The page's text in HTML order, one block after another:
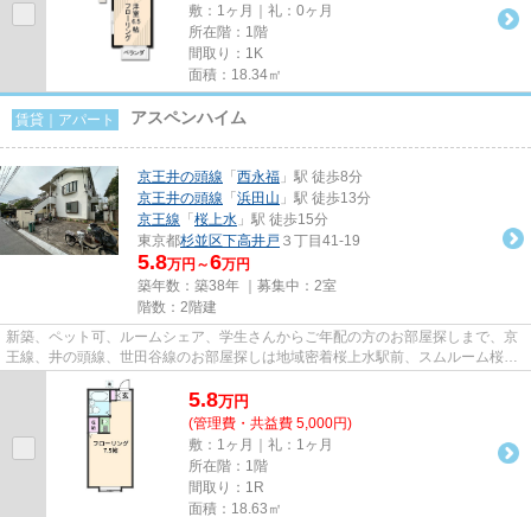
敷：1ヶ月｜礼：0ヶ月
所在階：1階
間取り：1K
面積：18.34㎡
賃貸｜アパート アスペンハイム
京王井の頭線 「 西永福 」駅 徒歩8分
京王井の頭線 「 浜田山 」駅 徒歩13分
京王線 「 桜上水 」駅 徒歩15分
東京都杉並区下高井戸 ３丁目41-19
5.8万円～6万円
築年数：築38年 ｜募集中： 2室
階数：2階建
新築、ペット可、ルームシェア、学生さんからご年配の方のお部屋探しまで、京
王線、井の頭線、世田谷線のお部屋探しは地域密着桜上水駅前、スムルーム桜上
水、下高井戸駅2分のスムルー...
5.8万円
(管理費・共益費 5,000円)
敷：1ヶ月｜礼：1ヶ月
所在階：1階
間取り：1R
面積：18.63㎡